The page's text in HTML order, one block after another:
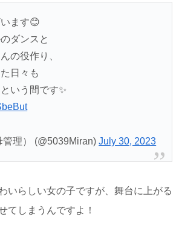
ます😊
ダンスと
の役作り、
日々も
いう間です✨
理） (@5039Miran)July 30, 2023
いらしい女の子ですが、舞台に上がる
てしまうんですよ！